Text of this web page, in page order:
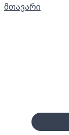
მთავარი